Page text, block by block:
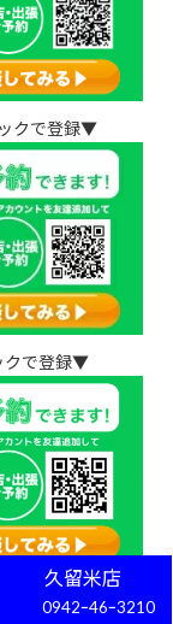
クで登録▼
クで登録▼
クリックで登録
久留米店
0942ｰ46ｰ3210